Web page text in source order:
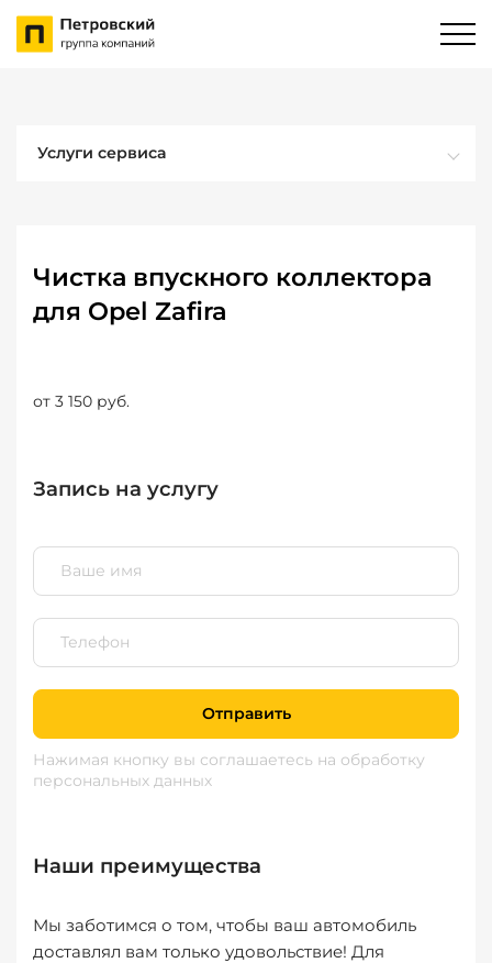
Услуги сервиса
Чистка впускного коллектора
для Opel Zafira
от 3 150 руб.
Запись на услугу
Отправить
Нажимая кнопку вы соглашаетесь на обработку
персональных данных
Наши преимущества
Мы заботимся о том, чтобы ваш автомобиль
доставлял вам только удовольствие! Для